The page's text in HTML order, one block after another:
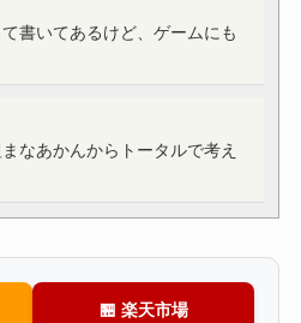
書いてあるけど、ゲームにも
なあかんからトータルで考え
🏪 楽天市場